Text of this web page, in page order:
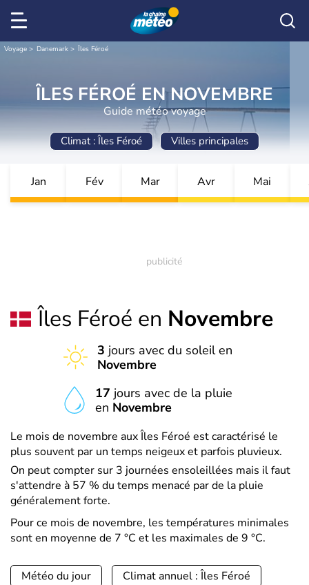
Voyage Danemark Îles Féroé
ÎLES FÉROÉ EN NOVEMBRE
Guide météo voyage
Climat : Îles Féroé Villes principales
Jan Fév Mar Avr Mai
Îles Féroé en Novembre
3 jours avec du soleil en
Novembre
17 jours avec de la pluie
en Novembre
Le mois de novembre aux Îles Féroé est caractérisé le
plus souvent par un temps neigeux et parfois pluvieux.
On peut compter sur 3 journées ensoleillées mais il faut
s'attendre à 57 % du temps menacé par de la pluie
généralement forte.
Pour ce mois de novembre, les températures minimales
sont en moyenne de 7 °C et les maximales de 9 °C.
Météo du jour Climat annuel : Îles Féroé